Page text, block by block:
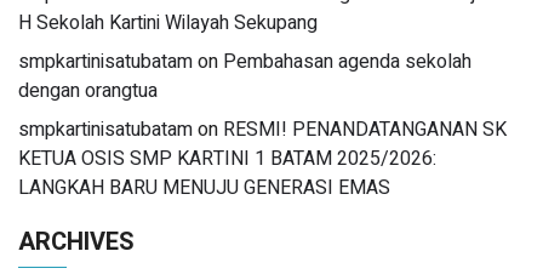
H Sekolah Kartini Wilayah Sekupang
smpkartinisatubatamon Pembahasan agenda sekolah
dengan orangtua
smpkartinisatubatamon RESMI! PENANDATANGANAN SK
KETUA OSIS SMP KARTINI 1 BATAM 2025/2026:
LANGKAH BARU MENUJU GENERASI EMAS
ARCHIVES